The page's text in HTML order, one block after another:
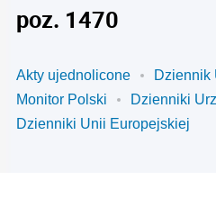
poz. 1470
Akty ujednolicone
Dziennik
Monitor Polski
Dzienniki
Dzienniki Unii Europejskiej